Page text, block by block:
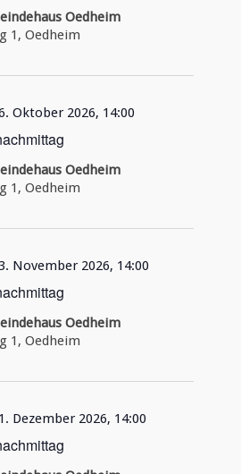
Oedheim
1, Oedheim
Oktober 2026, 14:00
Oedheim
1, Oedheim
November 2026, 14:00
Oedheim
1, Oedheim
Dezember 2026, 14:00